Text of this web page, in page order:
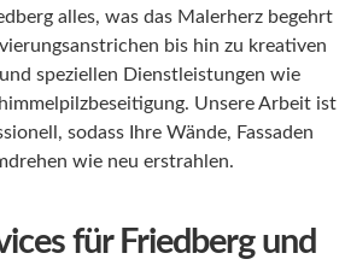
alles, was das Malerherz begehrt
bis hin zu kreativen
speziellen Dienstleistungen wie
Unsere Arbeit ist
sodass Ihre Wände, Fassaden
wie neu erstrahlen.
für Friedberg und